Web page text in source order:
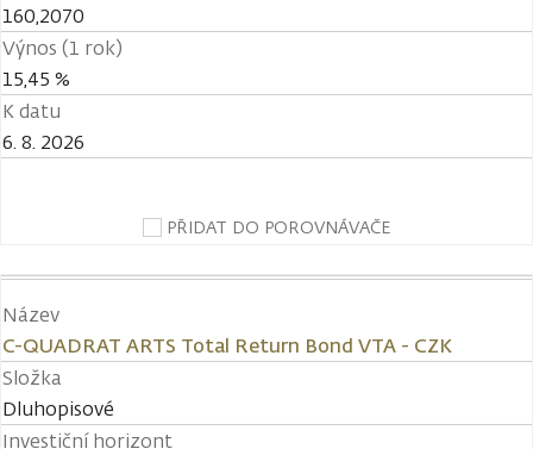
160,2070
Výnos (1 rok)
15,45 %
K datu
6. 8. 2026
PŘIDAT DO POROVNÁVAČE
Název
C-QUADRAT ARTS Total Return Bond VTA - CZK
Složka
Dluhopisové
Investiční horizont